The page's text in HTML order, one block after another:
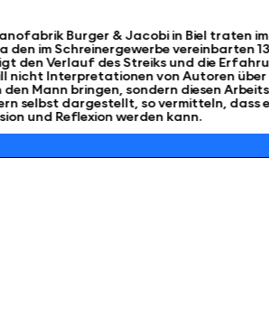
Burger & Jacobi in Biel traten
den im Schreinergewerbe vereinbarten
den Verlauf des Streiks und die
nicht Interpretationen von Autoren über
Mann bringen, sondern diesen
selbst dargestellt, so vermitteln, dass
und Reflexion werden kann.